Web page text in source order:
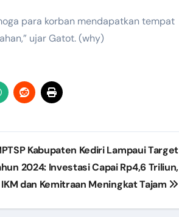
para korban mendapatkan tempat
ujar Gatot. (why)
Kabupaten Kediri Lampaui Target
2024: Investasi Capai Rp4,6 Triliun,
IKM dan Kemitraan Meningkat Tajam